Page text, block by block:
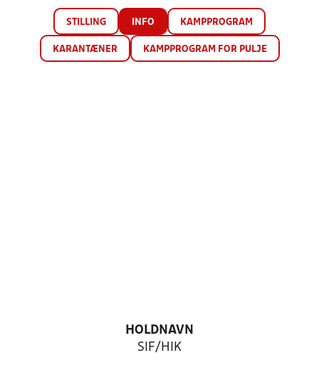
STILLING INFO KAMPPROGRAM
KARANTÆNER KAMPPROGRAM FOR PULJE
HOLDNAVN
SIF/HIK